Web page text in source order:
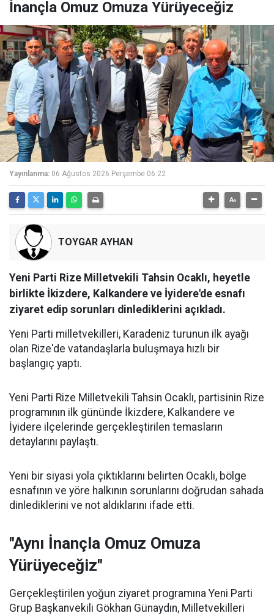
İnançla Omuz Omuza Yürüyeceğiz
Yayınlanma: 06 Ağustos 2026 Perşembe 06:22
TOYGAR AYHAN
Yeni Parti Rize Milletvekili Tahsin Ocaklı, heyetle
birlikte İkizdere, Kalkandere ve İyidere'de esnafı
ziyaret edip sorunları dinlediklerini açıkladı.
Yeni Parti milletvekilleri, Karadeniz turunun ilk ayağı
olan Rize'de vatandaşlarla buluşmaya hızlı bir
başlangıç yaptı.
Yeni Parti Rize Milletvekili Tahsin Ocaklı, partisinin Rize
programının ilk gününde İkizdere, Kalkandere ve
İyidere ilçelerinde gerçekleştirilen temasların
detaylarını paylaştı.
Yeni bir siyasi yola çıktıklarını belirten Ocaklı, bölge
esnafının ve yöre halkının sorunlarını doğrudan sahada
dinlediklerini ve not aldıklarını ifade etti.
"Aynı İnançla Omuz Omuza
Yürüyeceğiz"
Gerçekleştirilen yoğun ziyaret programına Yeni Parti
Grup Başkanvekili Gökhan Günaydın, Milletvekilleri